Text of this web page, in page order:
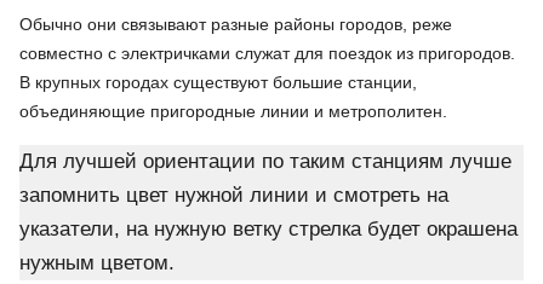
Обычно они связывают разные районы городов, реже
совместно с электричками служат для поездок из пригородов.
В крупных городах существуют большие станции,
объединяющие пригородные линии и метрополитен.
Для лучшей ориентации по таким станциям лучше
запомнить цвет нужной линии и смотреть на
указатели, на нужную ветку стрелка будет окрашена
нужным цветом.